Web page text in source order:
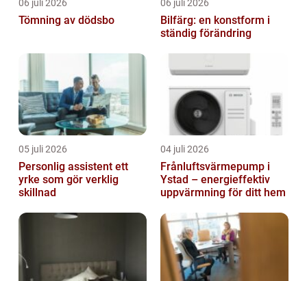
06 juli 2026
Tömning av dödsbo
06 juli 2026
Bilfärg: en konstform i
ständig förändring
05 juli 2026
Personlig assistent ett
yrke som gör verklig
skillnad
04 juli 2026
Frånluftsvärmepump i
Ystad – energieffektiv
uppvärmning för ditt hem